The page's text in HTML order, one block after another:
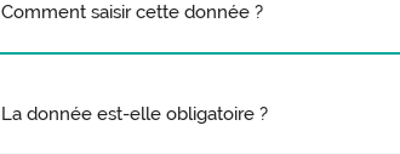
Comment saisir cette donnée ?
La donnée est-elle obligatoire ?